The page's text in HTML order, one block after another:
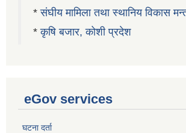
*संघीय मामिला तथा स्थानिय विकास
*कृषि बजार, कोशी प्रदेश
eGov services
घटना दर्ता